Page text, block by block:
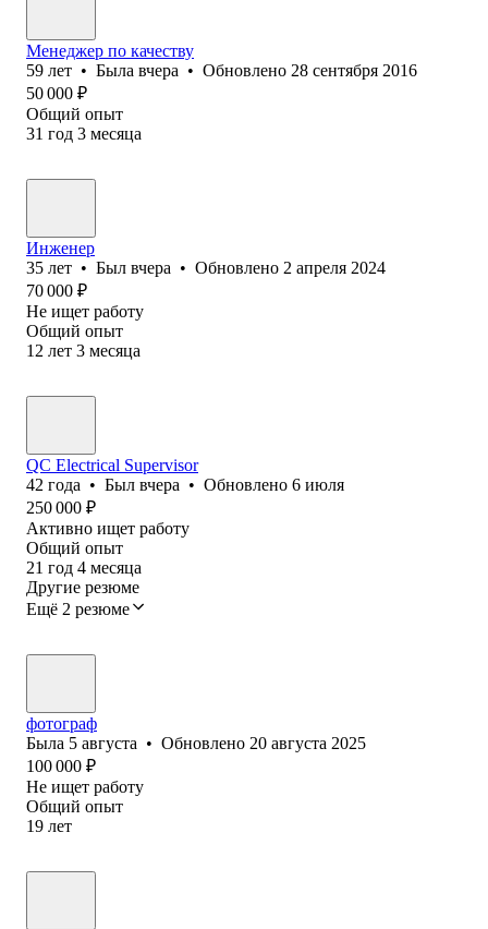
Менеджер по качеству
59 лет • Была вчера • Обновлено 28 сентября 2016
50 000 ₽
Общий опыт
31 год 3 месяца
Инженер
35 лет • Был вчера • Обновлено 2 апреля 2024
70 000 ₽
Не ищет работу
Общий опыт
12 лет 3 месяца
QC Electrical Supervisor
42 года • Был вчера • Обновлено 6 июля
250 000 ₽
Активно ищет работу
Общий опыт
21 год 4 месяца
Другие резюме
Ещё 2 резюме
фотограф
Была 5 августа • Обновлено 20 августа 2025
100 000 ₽
Не ищет работу
Общий опыт
19 лет